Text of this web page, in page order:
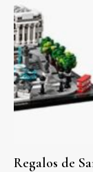
Regalos de